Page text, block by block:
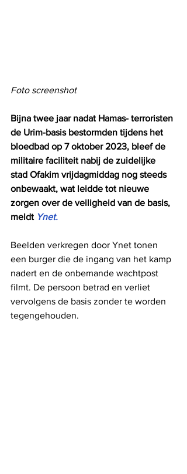
Foto screenshot
Bijna twee jaar nadat Hamas- terroristen
de Urim-basis bestormden tijdens het
bloedbad op 7 oktober 2023, bleef de
militaire faciliteit nabij de zuidelijke
stad Ofakim vrijdagmiddag nog steeds
onbewaakt, wat leidde tot nieuwe
zorgen over de veiligheid van de basis,
meldt Ynet.
Beelden verkregen door Ynet tonen
een burger die de ingang van het kamp
nadert en de onbemande wachtpost
filmt. De persoon betrad en verliet
vervolgens de basis zonder te worden
tegengehouden.